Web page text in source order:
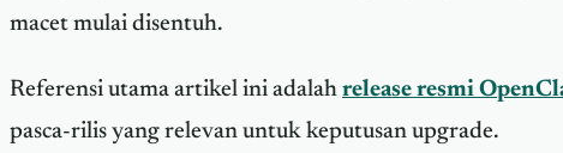
macet mulai disentuh.
Referensi utama artikel ini adalah release resmi
pasca-rilis yang relevan untuk keputusan upgrade.